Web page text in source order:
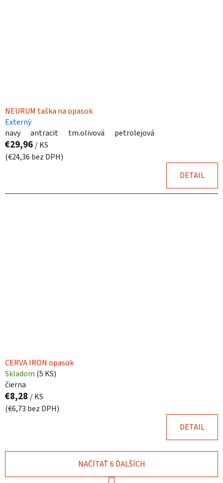
NEURUM taška na opasok
Externý
navy
antracit tm.olivová petrolejová
€29,96 / KS
(€24,36 bez DPH)
DETAIL
CERVA IRON opasok
Skladom (5 KS)
čierna
€8,28 / KS
(€6,73 bez DPH)
DETAIL
NAČÍTAŤ 6 ĎALŠÍCH